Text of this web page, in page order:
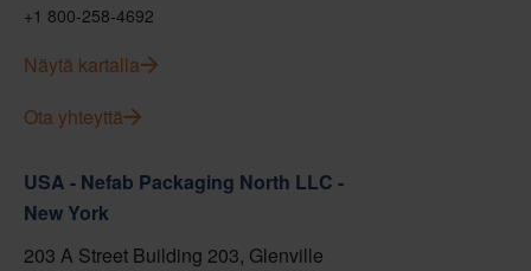
+1 800-258-4692
Näytä kartalla
Ota yhteyttä
USA - Nefab Packaging North LLC -
New York
203 A Street Building 203, Glenville